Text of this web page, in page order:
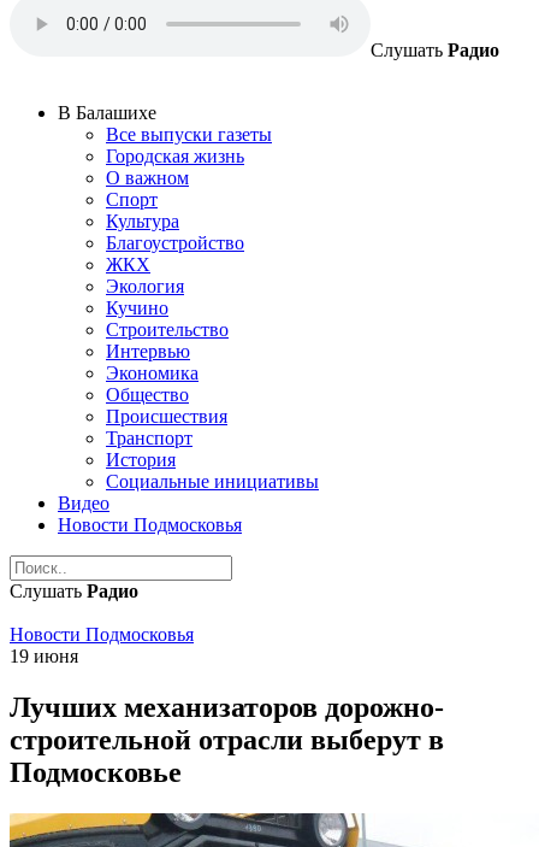
Слушать Радио
В Балашихе
Все выпуски газеты
Городская жизнь
О важном
Спорт
Культура
Благоустройство
ЖКХ
Экология
Кучино
Строительство
Интервью
Экономика
Общество
Происшествия
Транспорт
История
Социальные инициативы
Видео
Новости Подмосковья
Слушать Радио
Новости Подмосковья
19 июня
Лучших механизаторов дорожно-
строительной отрасли выберут в
Подмосковье